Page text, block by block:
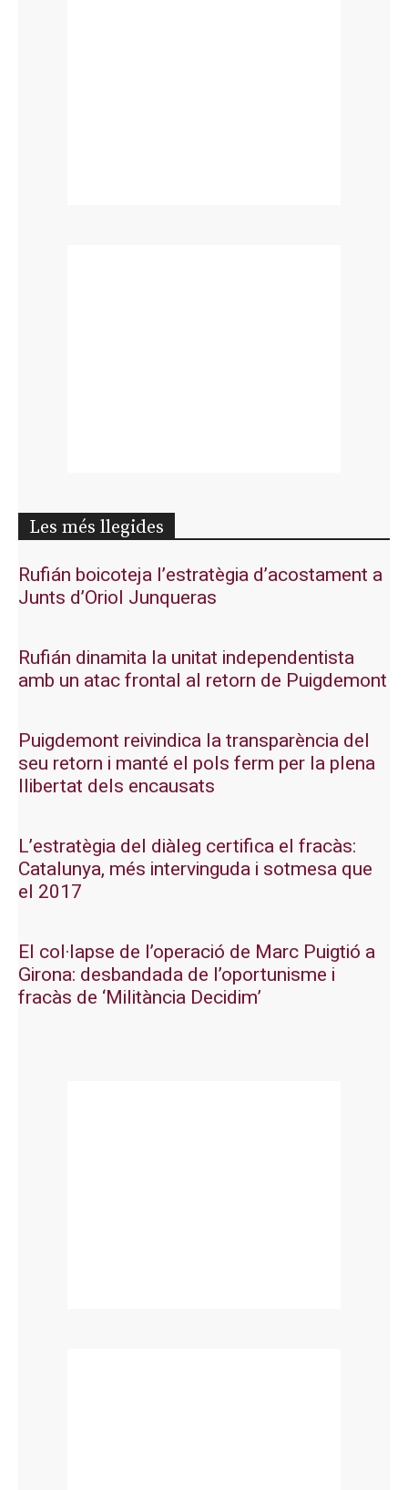
Les més llegides
Rufián boicoteja l’estratègia d’acostament a
Junts d’Oriol Junqueras
Rufián dinamita la unitat independentista
amb un atac frontal al retorn de Puigdemont
Puigdemont reivindica la transparència del
seu retorn i manté el pols ferm per la plena
llibertat dels encausats
L’estratègia del diàleg certifica el fracàs:
Catalunya, més intervinguda i sotmesa que
el 2017
El col·lapse de l’operació de Marc Puigtió a
Girona: desbandada de l’oportunisme i
fracàs de ‘Militància Decidim’